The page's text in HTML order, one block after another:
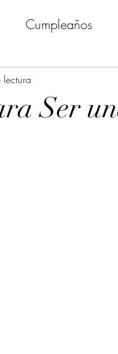
Cumpleaños
Música
Ser